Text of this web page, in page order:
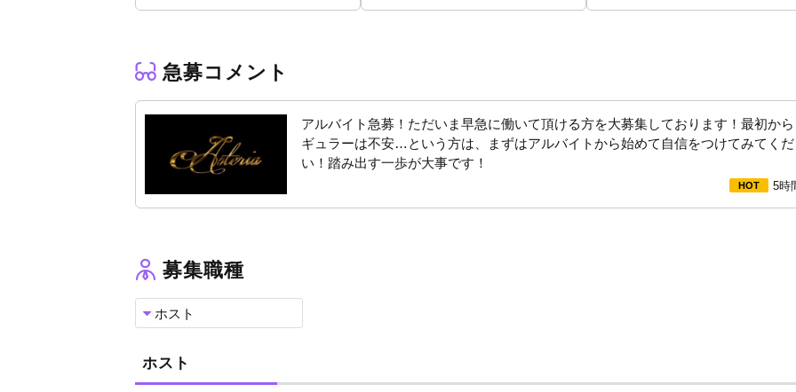
急募コメント
アルバイト急募！ただいま早急に働いて頂ける方を大募集しております！最初か
ギュラーは不安…という方は、まずはアルバイトから始めて自信をつけてみてく
い！踏み出す一歩が大事です！
5時
募集職種
ホスト
ホスト